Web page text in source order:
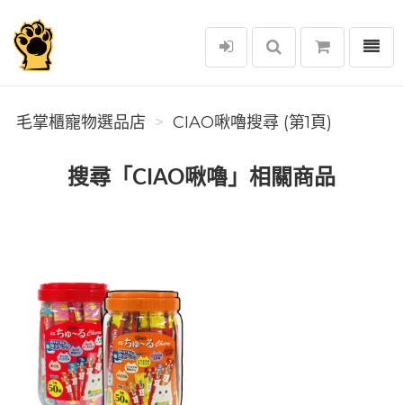
毛掌櫃寵物選品店
選單
毛掌櫃寵物選品店 CIAO啾嚕搜尋 (第1頁)
搜尋「CIAO啾嚕」相關商品